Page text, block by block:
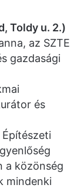
Toldy u. 2.)
az SZTE
gazdasági
és
a közönség
mindenki